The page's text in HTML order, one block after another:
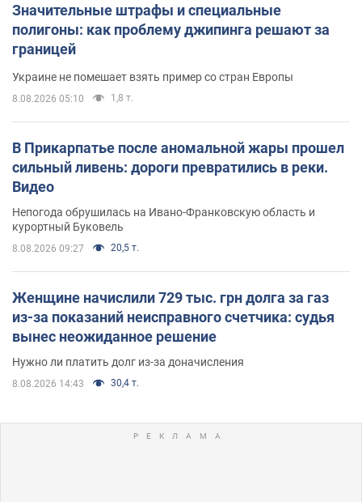
Значительные штрафы и специальные
полигоны: как проблему джипинга решают за
границей
Украине не помешает взять пример со стран Европы
8.08.2026 05:10 1,8 т.
В Прикарпатье после аномальной жары прошел
сильный ливень: дороги превратились в реки.
Видео
Непогода обрушилась на Ивано-Франковскую область и
курортный Буковель
8.08.2026 09:27 20,5 т.
Женщине начислили 729 тыс. грн долга за газ
из-за показаний неисправного счетчика: судья
вынес неожиданное решение
Нужно ли платить долг из-за доначисления
8.08.2026 14:43 30,4 т.